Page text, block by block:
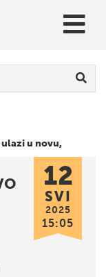
ulazi u novu,
12
SVI
2025
15:05